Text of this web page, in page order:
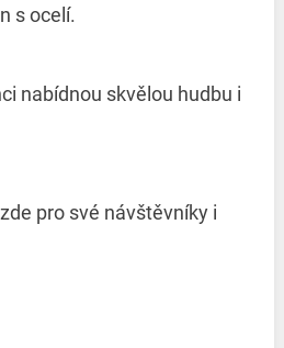
s ocelí.
nabídnou skvělou hudbu i
pro své návštěvníky i